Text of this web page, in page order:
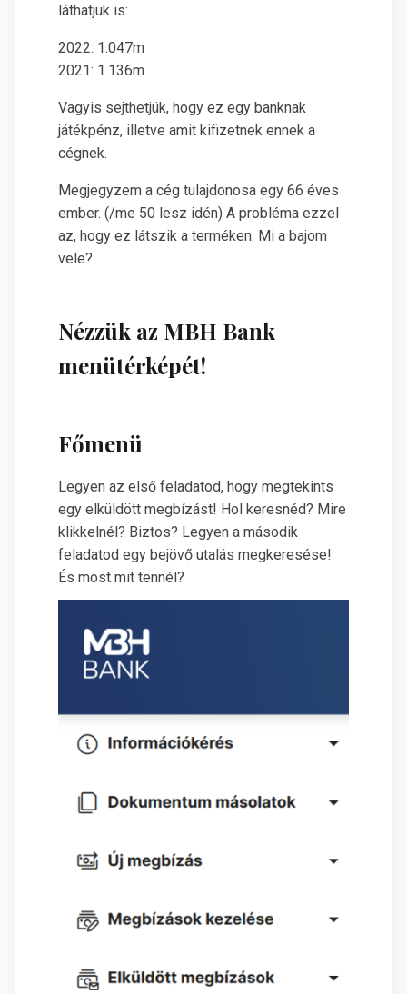
láthatjuk is:
2022: 1.047m
2021: 1.136m
Vagyis sejthetjük, hogy ez egy banknak
játékpénz, illetve amit kifizetnek ennek a
cégnek.
Megjegyzem a cég tulajdonosa egy 66 éves
ember. (/me 50 lesz idén) A probléma ezzel
az, hogy ez látszik a terméken. Mi a bajom
vele?
Nézzük az MBH Bank
menütérképét!
Főmenü
Legyen az első feladatod, hogy megtekints
egy elküldött megbízást! Hol keresnéd? Mire
klikkelnél? Biztos? Legyen a második
feladatod egy bejövő utalás megkeresése!
És most mit tennél?